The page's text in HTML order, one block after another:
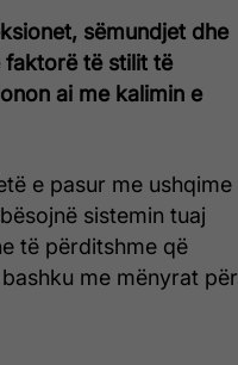
sëmundjet dhe
faktorë të stilit të
ai me kalimin e
e pasur me ushqime
sistemin tuaj
të përditshme që
me mënyrat për